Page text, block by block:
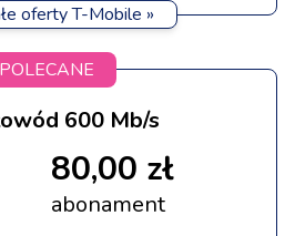
oferty T-Mobile »
POLECANE
600 Mb/s
80,00 zł
abonament